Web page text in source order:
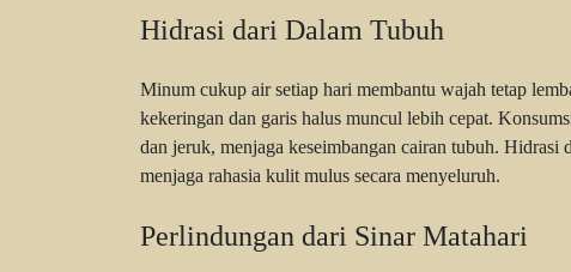
Hidrasi dari Dalam Tubuh
Minum cukup air setiap hari membantu wajah tetap
kekeringan dan garis halus muncul lebih cepat.
dan jeruk, menjaga keseimbangan cairan tubuh.
menjaga rahasia kulit mulus secara menyeluruh.
Perlindungan dari Sinar Matahari